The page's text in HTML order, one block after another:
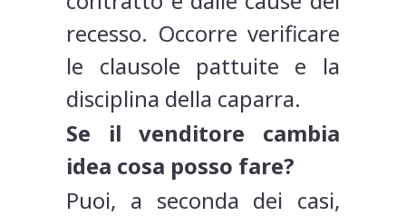
recesso. Occorre verificare
le clausole pattuite e la
disciplina della caparra.
Se il venditore cambia
idea cosa posso fare?
Puoi, a seconda dei casi,